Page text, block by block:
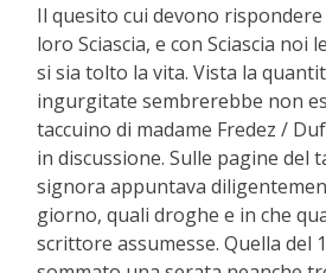
Il quesito cui devono
loro Sciascia, e con Sciascia noi
si sia tolto la vita. Vista la
ingurgitate sembrerebbe non
taccuino di madame Fredez /
in discussione. Sulle pagine del
signora appuntava
giorno, quali droghe e in che
scrittore assumesse. Quella del